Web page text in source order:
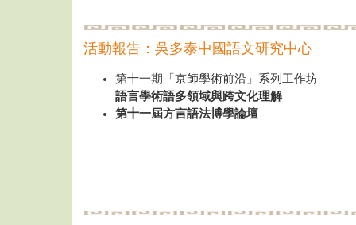
活動報告：吳多泰中國語文研究中心
第十一期「京師學術前沿」系列工作坊
語言學術語多領域與跨文化理解
第十一屆方言語法博學論壇